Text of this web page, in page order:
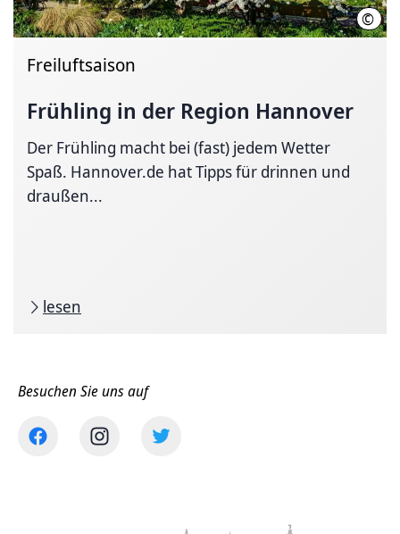
©
Freiluftsaison
Frühling in der Region Hannover
Der Frühling macht bei (fast) jedem Wetter
Spaß. Hannover.de hat Tipps für drinnen und
draußen...
lesen
Besuchen Sie uns auf